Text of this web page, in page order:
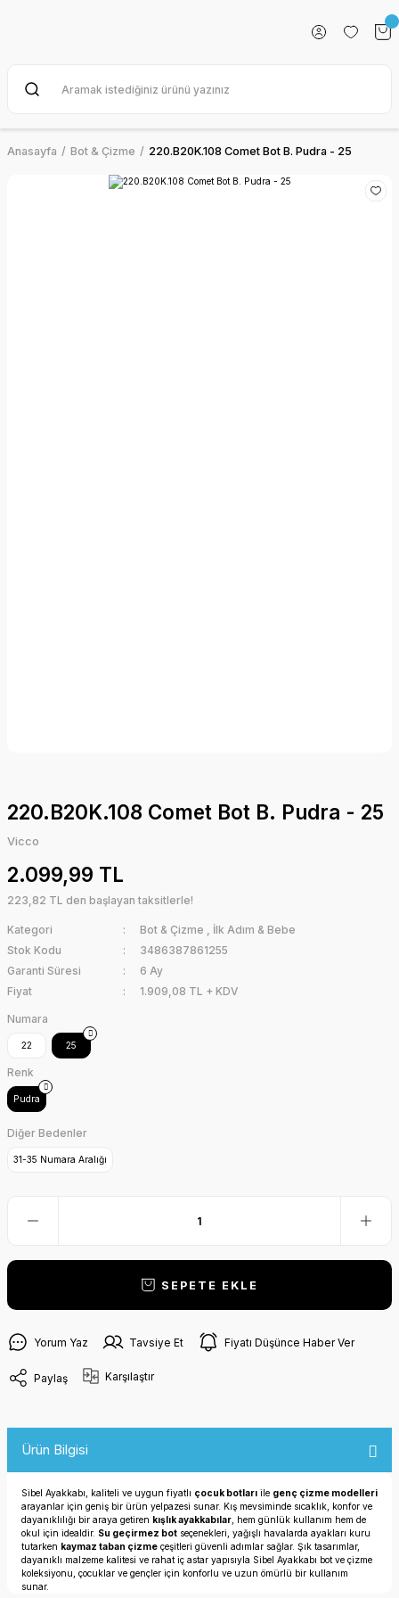
Anasayfa Bot & Çizme 220.B20K.108 Comet Bot B. Pudra - 25
220.B20K.108 Comet Bot B. Pudra - 25
Vicco
2.099,99 TL
223,82 TL den başlayan taksitlerle!
Kategori Bot & Çizme , İlk Adım & Bebe
Stok Kodu
3486387861255
Garanti Süresi
6 Ay
Fiyat
1.909,08 TL + KDV
Numara
22 25
Renk
Pudra
Diğer Bedenler
31-35 Numara Aralığı
SEPETE EKLE
Yorum Yaz Tavsiye Et Fiyatı Düşünce Haber Ver
Paylaş Karşılaştır
Ürün Bilgisi
Sibel Ayakkabı, kaliteli ve uygun fiyatlı çocuk botları ile genç çizme modelleri
arayanlar için geniş bir ürün yelpazesi sunar. Kış mevsiminde sıcaklık, konfor ve
dayanıklılığı bir araya getiren kışlık ayakkabılar , hem günlük kullanım hem de
okul için idealdir. Su geçirmez bot seçenekleri, yağışlı havalarda ayakları kuru
tutarken kaymaz taban çizme çeşitleri güvenli adımlar sağlar. Şık tasarımlar,
dayanıklı malzeme kalitesi ve rahat iç astar yapısıyla Sibel Ayakkabı bot ve çizme
koleksiyonu, çocuklar ve gençler için konforlu ve uzun ömürlü bir kullanım
sunar.